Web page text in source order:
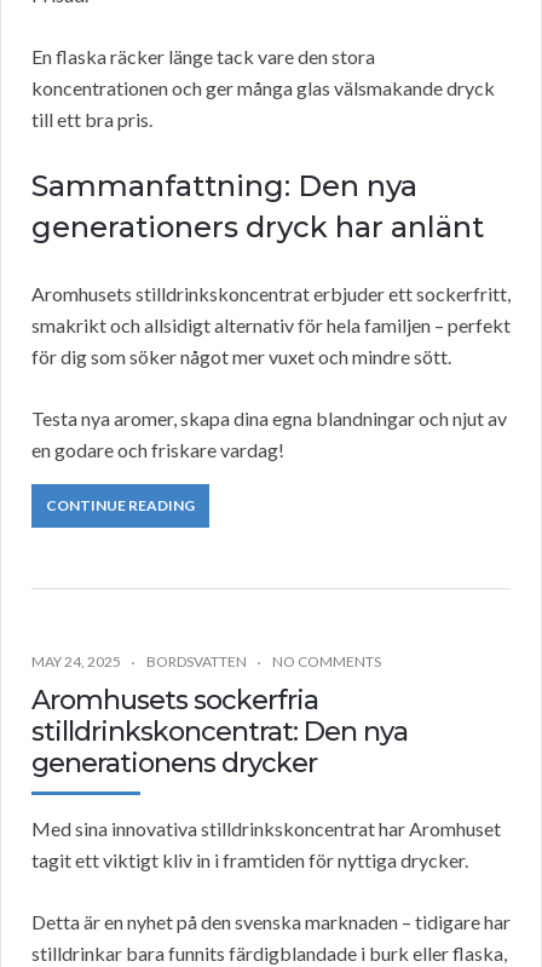
En flaska räcker länge tack vare den stora
koncentrationen och ger många glas välsmakande dryck
till ett bra pris.
Sammanfattning: Den nya
generationers dryck har anlänt
Aromhusets stilldrinkskoncentrat erbjuder ett sockerfritt,
smakrikt och allsidigt alternativ för hela familjen – perfekt
för dig som söker något mer vuxet och mindre sött.
Testa nya aromer, skapa dina egna blandningar och njut av
en godare och friskare vardag!
CONTINUE READING
MAY 24, 2025 BORDSVATTEN NO COMMENTS
Aromhusets sockerfria
stilldrinkskoncentrat: Den nya
generationens drycker
Med sina innovativa stilldrinkskoncentrat har Aromhuset
tagit ett viktigt kliv in i framtiden för nyttiga drycker.
Detta är en nyhet på den svenska marknaden – tidigare har
stilldrinkar bara funnits färdigblandade i burk eller flaska,